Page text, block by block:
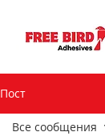
Пост
Все сообщения